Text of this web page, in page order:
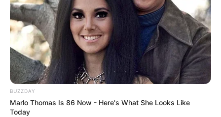
BUZZDAY
Marlo Thomas Is 86 Now - Here's What She Looks Like
Today